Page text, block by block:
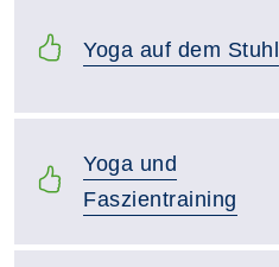
Yoga auf dem Stuhl
Yoga und
Faszientraining